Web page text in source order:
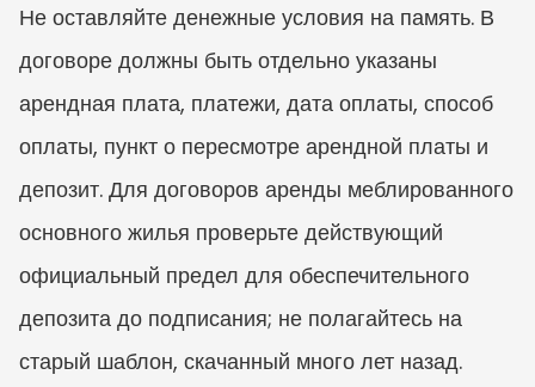
Не оставляйте денежные условия на память. В
договоре должны быть отдельно указаны
арендная плата, платежи, дата оплаты, способ
оплаты, пункт о пересмотре арендной платы и
депозит. Для договоров аренды меблированного
основного жилья проверьте действующий
официальный предел для обеспечительного
депозита до подписания; не полагайтесь на
старый шаблон, скачанный много лет назад.